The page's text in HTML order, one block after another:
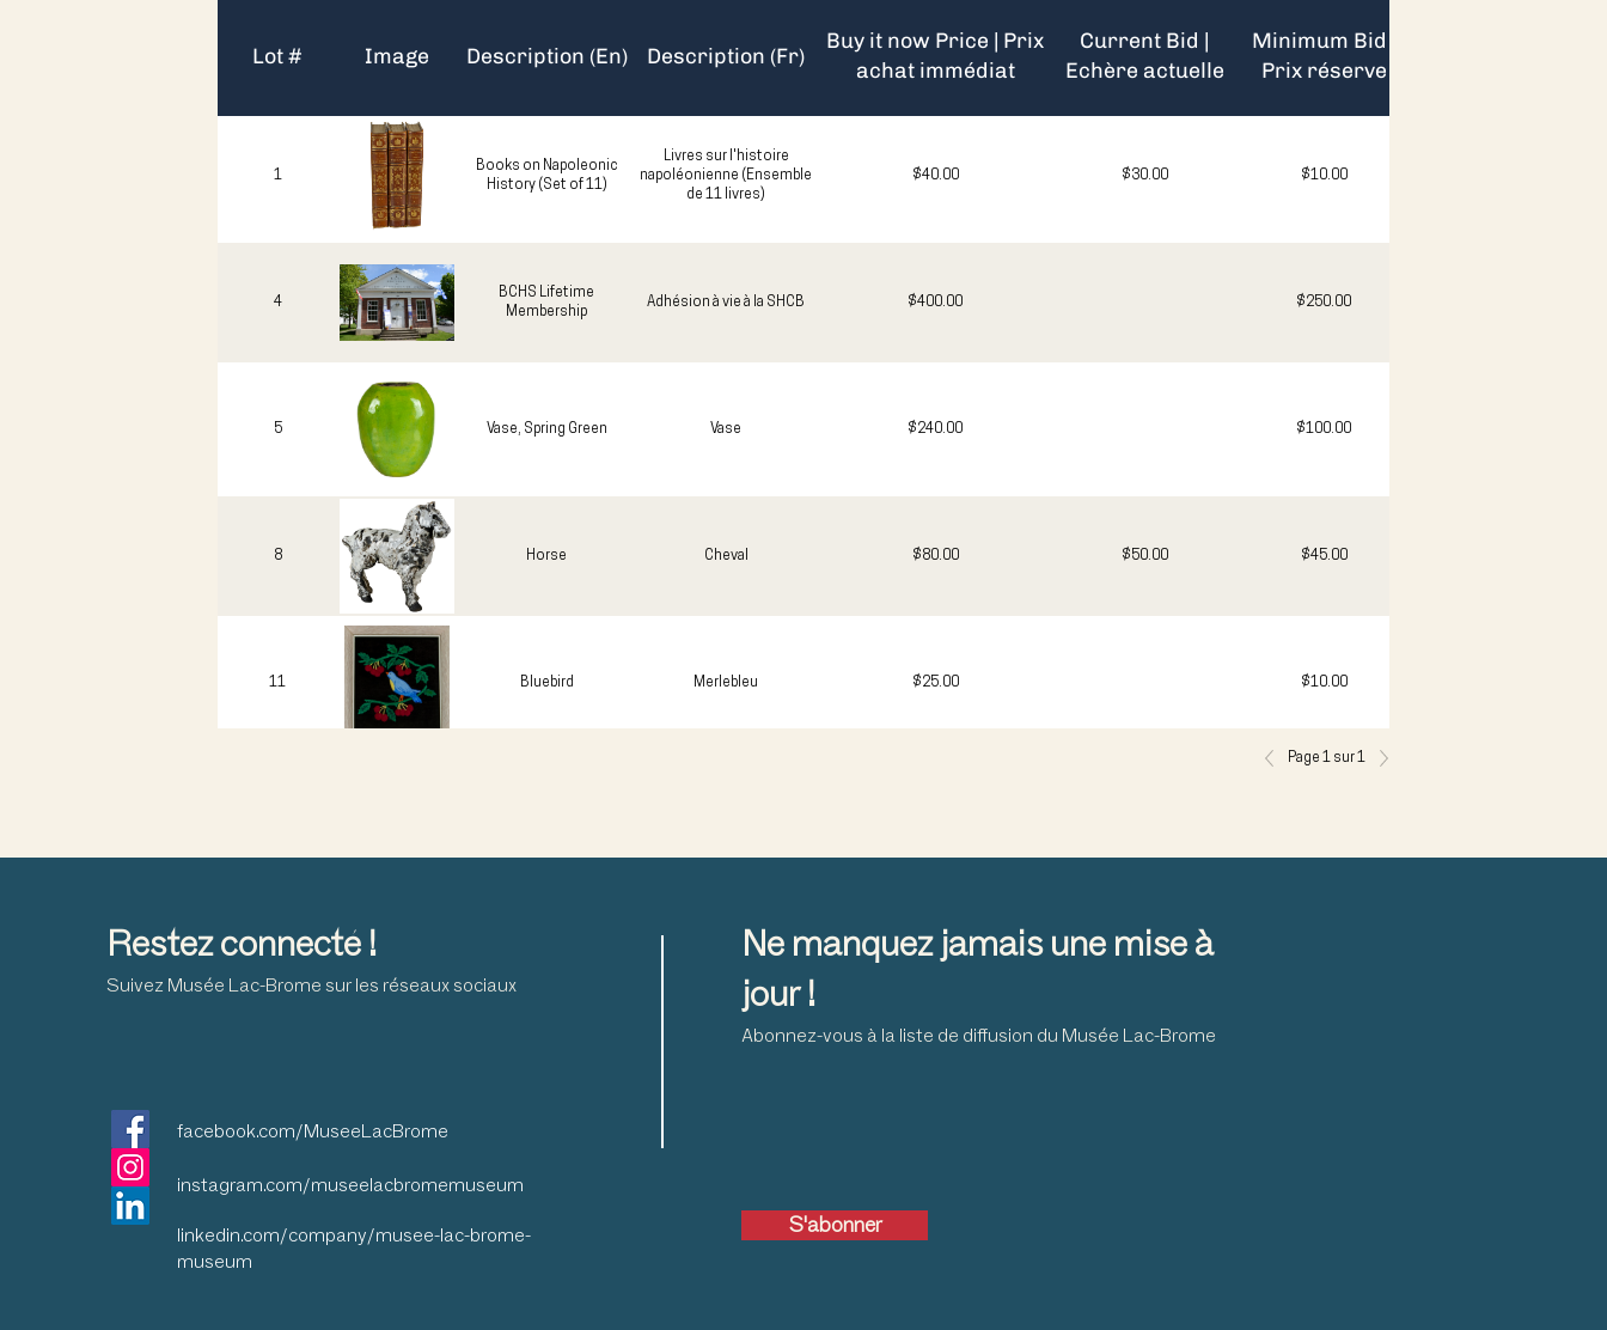
Lot # Image Description (En) Description (Fr)
Buy it now Price | Prix
achat immédiat
Current Bid |
Echère actuelle
Minimum Bid |
Prix réserve
1
Books on Napoleonic
History (Set of 11)
Livres sur l'histoire
napoléonienne (Ensemble
de 11 livres)
$40.00 $30.00 $10.00
4
BCHS Lifetime
Membership
Adhésion à vie à la SHCB $400.00 $250.00
5 Vase, Spring Green Vase $240.00 $100.00
8 Horse Cheval $80.00 $50.00 $45.00
11 Bluebird Merlebleu $25.00 $10.00
13 Pommes $150.00 $75.00
Celebrating Canada:
15
Celebrating Canada:
Page 1 sur 1
S'abonner
Ne manquez jamais une mise à
jour !
Abonnez-vous à la liste de diffusion du Musée Lac-Brome
Restez connecté !
Suivez Musée Lac-Brome sur les réseaux sociaux
facebook.com/MuseeLacBrome
instagram.com/museelacbromemuseum
linkedin.com/company/musee-lac-brome-
museum